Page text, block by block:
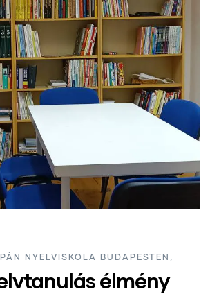
NYELVISKOLA BUDAPESTEN,
élmény